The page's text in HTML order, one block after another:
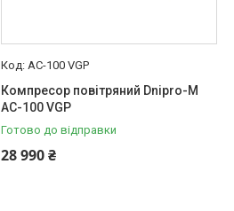
AC-100 VGP
Компресор повітряний Dnipro-M
AC-100 VGP
Готово до відправки
28 990 ₴